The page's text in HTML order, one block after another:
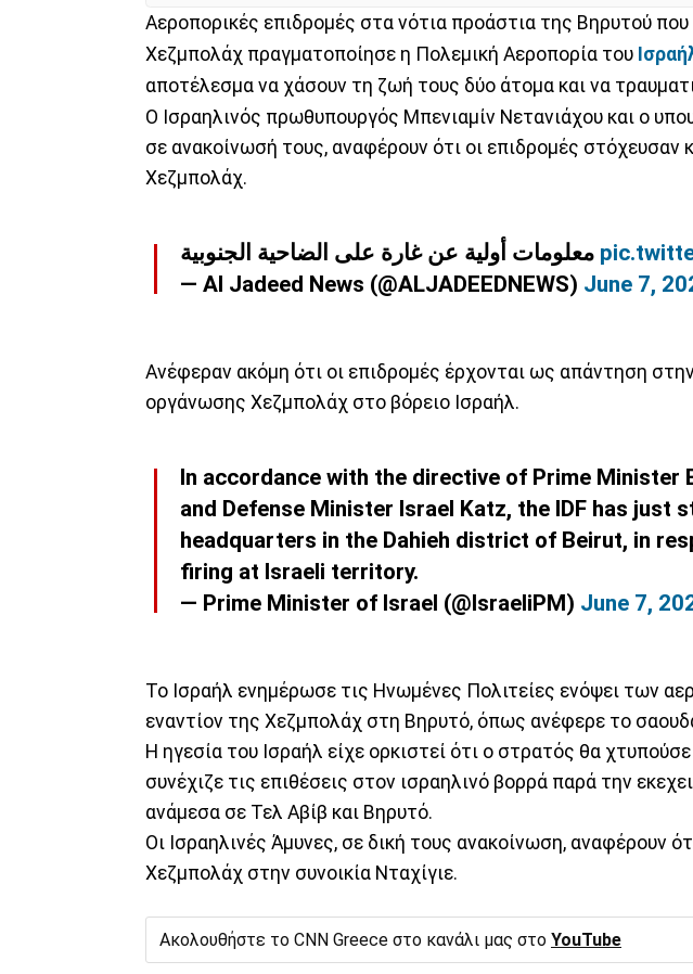
Αεροπορικές επιδρομές στα νότια προάστια της Βηρυτού
Χεζμπολάχ πραγματοποίησε η Πολεμική Αεροπορία του
αποτέλεσμα να χάσουν τη ζωή τους δύο άτομα και να
Ο Ισραηλινός πρωθυπουργός Μπενιαμίν Νετανιάχου και ο
σε ανακοίνωσή τους, αναφέρουν ότι οι επιδρομές στόχευσαν
Χεζμπολάχ.
— Al Jadeed News (@ALJADEEDNEWS) June 7,
Ανέφεραν ακόμη ότι οι επιδρομές έρχονται ως απάντηση
οργάνωσης Χεζμπολάχ στο βόρειο Ισραήλ.
In accordance with the directive of Prime Minister
and Defense Minister Israel Katz, the IDF has just
headquarters in the Dahieh district of Beirut, in
firing at Israeli territory.
— Prime Minister of Israel (@IsraeliPM) June 7,
Το Ισραήλ ενημέρωσε τις Ηνωμένες Πολιτείες ενόψει των
εναντίον της Χεζμπολάχ στη Βηρυτό, όπως ανέφερε το
Η ηγεσία του Ισραήλ είχε ορκιστεί ότι ο στρατός θα
συνέχιζε τις επιθέσεις στον ισραηλινό βορρά παρά την
ανάμεσα σε Τελ Αβίβ και Βηρυτό.
Οι Ισραηλινές Άμυνες, σε δική τους ανακοίνωση, αναφέρουν
Χεζμπολάχ στην συνοικία Νταχίγιε.
Ακολουθήστε το CNN Greece στο κανάλι μας στο YouTube